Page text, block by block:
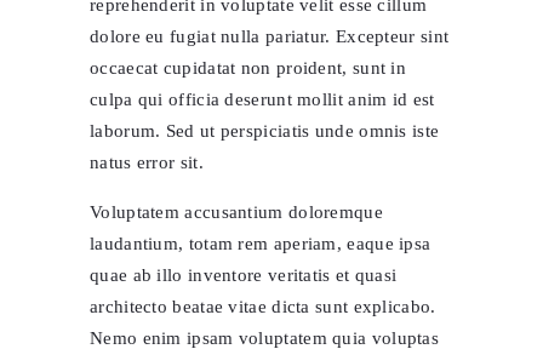
reprehenderit in voluptate velit esse cillum
dolore eu fugiat nulla pariatur. Excepteur sint
occaecat cupidatat non proident, sunt in
culpa qui officia deserunt mollit anim id est
laborum. Sed ut perspiciatis unde omnis iste
natus error sit.
Voluptatem accusantium doloremque
laudantium, totam rem aperiam, eaque ipsa
quae ab illo inventore veritatis et quasi
architecto beatae vitae dicta sunt explicabo.
Nemo enim ipsam voluptatem quia voluptas